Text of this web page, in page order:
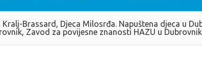
Kralj-Brassard, Djeca Milosrđa. Napuštena djeca u
Zavod za povijesne znanosti HAZU u